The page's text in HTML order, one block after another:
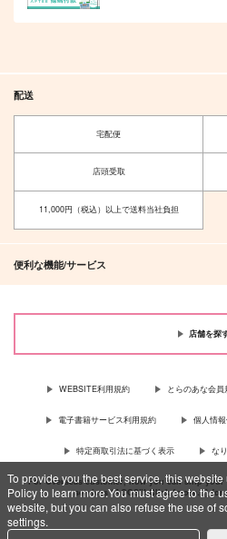
To provide you the best service, this
Policy to learn more.You must agree to the
website, but you can also refuse the use of
settings.
配送
宅配便
店頭受取
11,000円（税込）以上で送料当社負担
便利な機能/サービス
店舗を探
WEBSITE利用規約 とらのあな会員
電子書籍サービス利用規約 個人情
特定商取引法に基づく表示 な
For Overseas customer, now you can ship
services “AOCS”! Click {more…}